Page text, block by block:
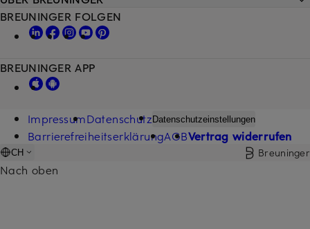
BREUNINGER FOLGEN
BREUNINGER APP
ImpressumDatenschutzDatenschutzeinstellungen
BarrierefreiheitserklärungAGBVertrag widerrufen
CH Breuninger
Nach oben